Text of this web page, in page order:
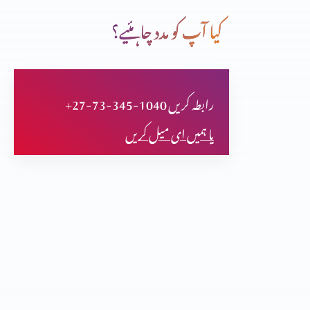
کرسمس اسپیشل
مورس بکیلے فرعون کی ممی پر تحقیق کر کے مسلمان ہوگا
کیا آپ کو مدد چاہئیے؟
+27-73-345-1040 رابطہ کریں
یا ہمیں ای میل کریں